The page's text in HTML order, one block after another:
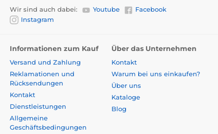
Wir sind auch dabei: Youtube
Facebook
Instagram
Informationen zum Kauf
Versand und Zahlung
Reklamationen und
Rücksendungen
Kontakt
Dienstleistungen
Allgemeine
Geschäftsbedingungen
Über das Unternehmen
Kontakt
Warum bei uns einkaufen?
Über uns
Kataloge
Blog